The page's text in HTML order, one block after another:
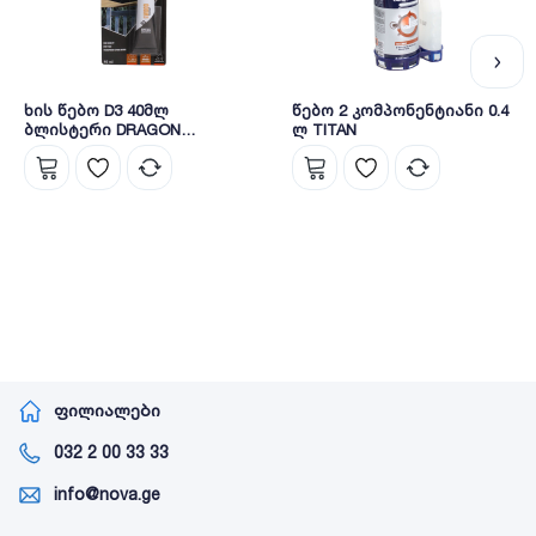
ხის წებო D3 40მლ
ბლისტერი DRAGON
DKDD3040/BL/INT1
წებო 2 კომპონენტიანი 0.4
ლ TITAN
ფილიალები
032 2 00 33 33
info@nova.ge